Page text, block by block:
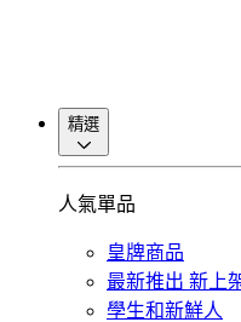
精選
人氣單品
皇牌商品
最新推出 新上
學生和新鮮人